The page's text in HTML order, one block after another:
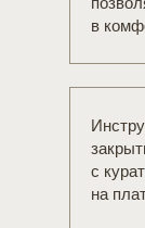
с
на
в